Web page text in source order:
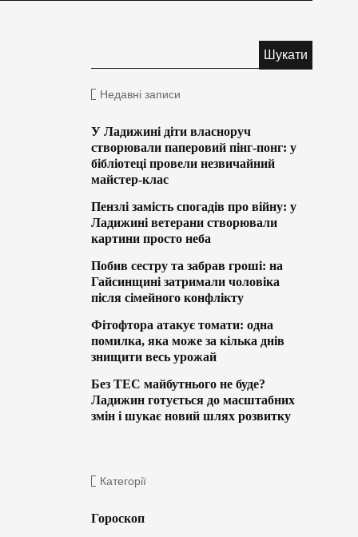
Недавні записи
У Ладижині діти власноруч
створювали паперовий пінг-понг: у
бібліотеці провели незвичайний
майстер-клас
Пензлі замість спогадів про війну: у
Ладижині ветерани створювали
картини просто неба
Побив сестру та забрав гроші: на
Гайсинщині затримали чоловіка
після сімейного конфлікту
Фітофтора атакує томати: одна
помилка, яка може за кілька днів
знищити весь урожай
Без ТЕС майбутнього не буде?
Ладижин готується до масштабних
змін і шукає новий шлях розвитку
Категорії
Гороскоп